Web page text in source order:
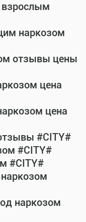
взрослым
наркозом
отзывы цены
цена
цена
#CITY#
#CITY#
#CITY#
наркозом